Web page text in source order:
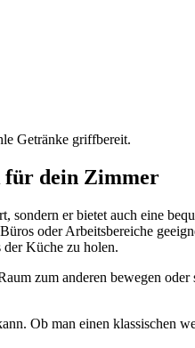
Getränke griffbereit.
dein Zimmer
sondern er bietet auch eine
oder Arbeitsbereiche
der Küche zu holen.
zum anderen bewegen
Ob man einen klassischen